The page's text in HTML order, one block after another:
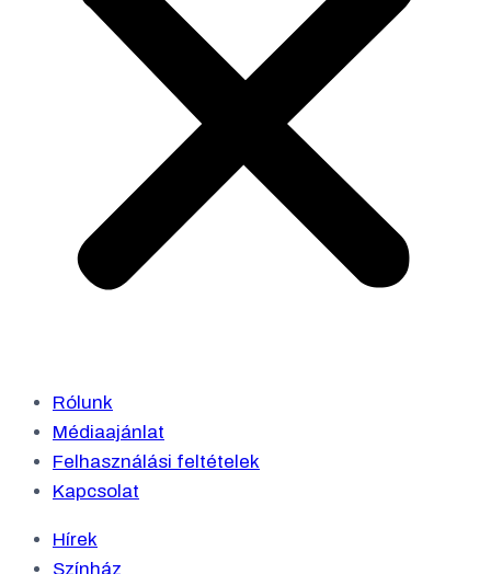
Rólunk
Médiaajánlat
Felhasználási feltételek
Kapcsolat
Hírek
Színház